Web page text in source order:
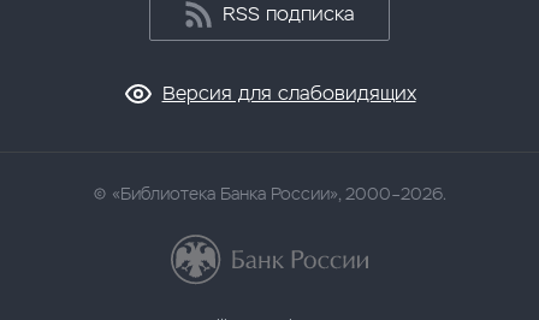
RSS подписка
Версия для слабовидящих
«Библиотека Банка России», 2000–2026.